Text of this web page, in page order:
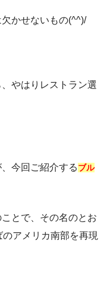
かせないもの(^^)/
やはりレストラン選
今回ご紹介するブル
とで、その名のとお
アメリカ南部を再現